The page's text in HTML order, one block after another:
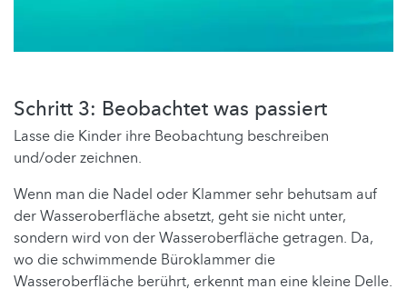
Schritt 3: Beobachtet was passiert
Lasse die Kinder ihre Beobachtung beschreiben
und/oder zeichnen.
Wenn man die Nadel oder Klammer sehr behutsam auf
der Wasseroberfläche absetzt, geht sie nicht unter,
sondern wird von der Wasseroberfläche getragen. Da,
wo die schwimmende Büroklammer die
Wasseroberfläche berührt, erkennt man eine kleine Delle.